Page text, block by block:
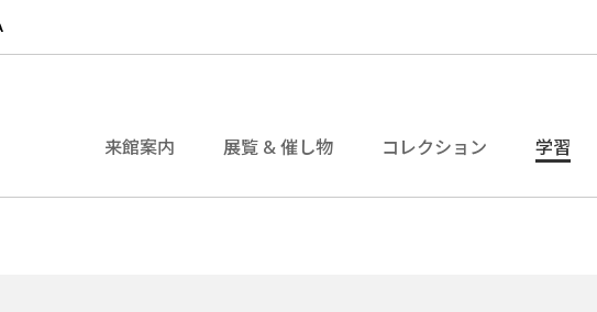
来館案内 展覧 & 催し物 コレクション 学習